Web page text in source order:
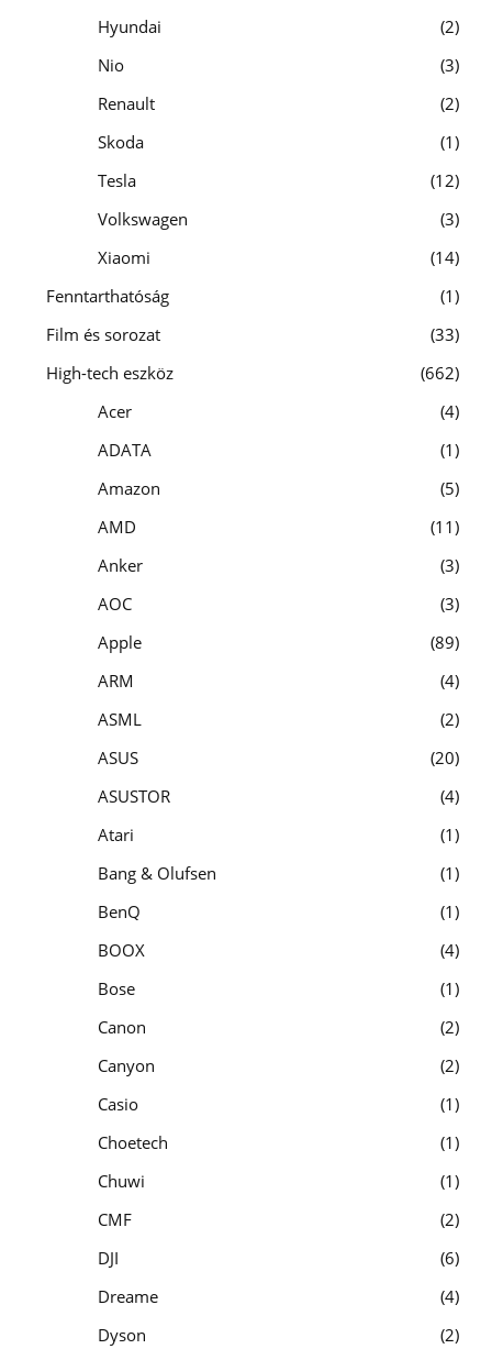
Hyundai
2
Nio
3
Renault
2
Skoda
1
Tesla
12
Volkswagen
3
Xiaomi
14
Fenntarthatóság
1
Film és sorozat
33
High-tech eszköz
662
Acer
4
ADATA
1
Amazon
5
AMD
11
Anker
3
AOC
3
Apple
89
ARM
4
ASML
2
ASUS
20
ASUSTOR
4
Atari
1
Bang & Olufsen
1
BenQ
1
BOOX
4
Bose
1
Canon
2
Canyon
2
Casio
1
Choetech
1
Chuwi
1
CMF
2
DJI
6
Dreame
4
Dyson
2